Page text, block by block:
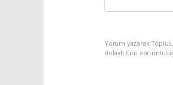
Yorum yazarak
dolaylı tüm